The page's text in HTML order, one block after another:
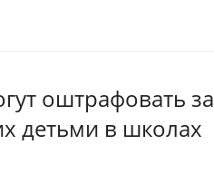
оштрафовать за
детьми в школах